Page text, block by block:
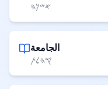
𐤀𐤉𐤊𐤄
الجامعة
𐤒𐤄𐤋𐤕